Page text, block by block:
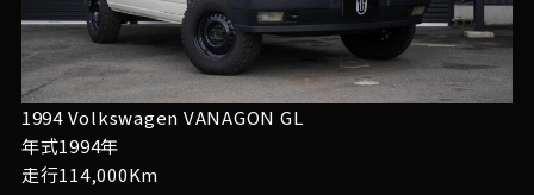
1994 Volkswagen VANAGON GL
年式1994年
走行114,000Km